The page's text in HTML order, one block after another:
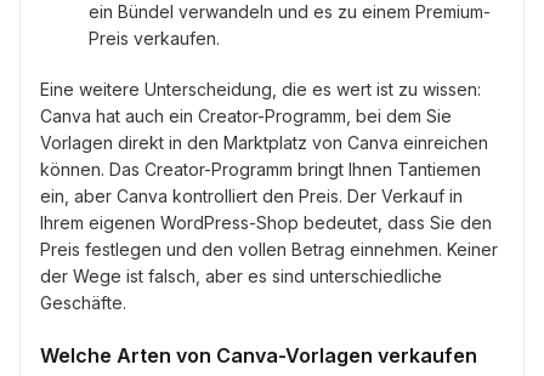
ein Bündel verwandeln und es zu einem Premium-
Preis verkaufen.
Eine weitere Unterscheidung, die es wert ist zu wissen:
Canva hat auch ein Creator-Programm, bei dem Sie
Vorlagen direkt in den Marktplatz von Canva einreichen
können. Das Creator-Programm bringt Ihnen Tantiemen
ein, aber Canva kontrolliert den Preis. Der Verkauf in
Ihrem eigenen WordPress-Shop bedeutet, dass Sie den
Preis festlegen und den vollen Betrag einnehmen. Keiner
der Wege ist falsch, aber es sind unterschiedliche
Geschäfte.
Welche Arten von Canva-Vorlagen verkaufen